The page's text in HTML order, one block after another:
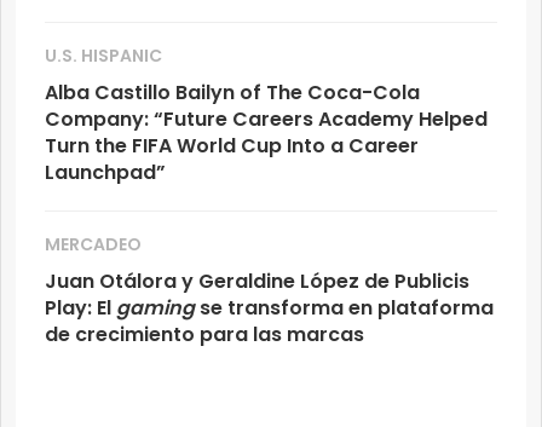
U.S. HISPANIC
Alba Castillo Bailyn of The Coca-Cola
Company: “Future Careers Academy Helped
Turn the FIFA World Cup Into a Career
Launchpad”
MERCADEO
Juan Otálora y Geraldine López de Publicis
Play: El gamingse transforma en plataforma
de crecimiento para las marcas